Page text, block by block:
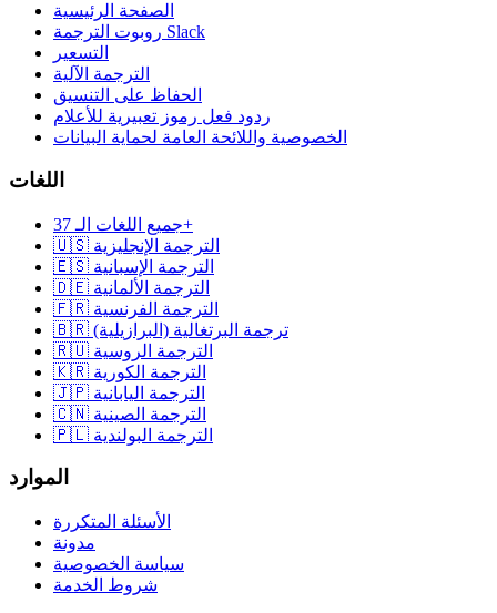
الصفحة الرئيسية
روبوت الترجمة Slack
التسعير
الترجمة الآلية
الحفاظ على التنسيق
ردود فعل رموز تعبيرية للأعلام
الخصوصية واللائحة العامة لحماية البيانات
اللغات
جميع اللغات الـ 37+
🇺🇸 الترجمة الإنجليزية
🇪🇸 الترجمة الإسبانية
🇩🇪 الترجمة الألمانية
🇫🇷 الترجمة الفرنسية
🇧🇷 ترجمة البرتغالية (البرازيلية)
🇷🇺 الترجمة الروسية
🇰🇷 الترجمة الكورية
🇯🇵 الترجمة اليابانية
🇨🇳 الترجمة الصينية
🇵🇱 الترجمة البولندية
الموارد
الأسئلة المتكررة
مدونة
سياسة الخصوصية
شروط الخدمة